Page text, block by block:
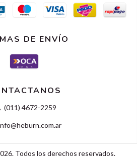
DE ENVÍO
(011) 4672-2259
Todos los derechos reservados.